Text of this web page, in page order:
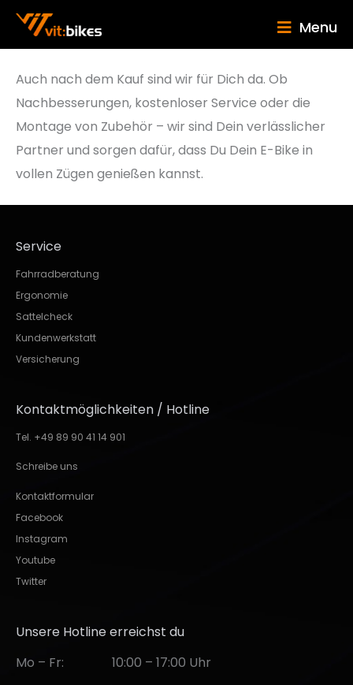
Menu
Auch nach dem Kauf sind wir für Dich da. Ob
Nachbesserungen, kostenloser Service oder die
Montage von Zubehör – wir sind Dein verlässlicher
Partner und sorgen dafür, dass Du Dein E-Bike in
vollen Zügen genießen kannst.
Service
Fahrradberatung
Ergonomie
Sattelcheck
Kundenwerkstatt
Versicherung
Kontaktmöglichkeiten / Hotline
Tel. +49 89 90 41 14 901
Schreibe uns
Kontaktformular
Facebook
Instagram
Youtube
Twitter
Unsere Hotline erreichst du
Mo – Fr:
10:00 – 17:00 Uhr